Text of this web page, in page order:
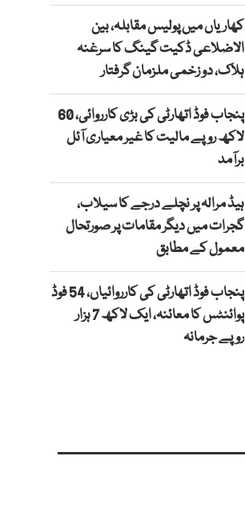
کھاریاں میں پولیس مقابلہ، بین
الاضلاعی ڈکیت گینگ کا سرغنہ
ہلاک، دو زخمی ملزمان گرفتار
پنجاب فوڈ اتھارٹی کی بڑی کارروائی، 60
لاکھ روپے مالیت کا غیر معیاری آئل
برآمد
ہیڈ مرالہ پر نچلے درجے کا سیلاب،
گجرات میں دیگر مقامات پر صورتحال
معمول کے مطابق
پنجاب فوڈ اتھارٹی کی کارروائیاں، 54 فوڈ
پوائنٹس کا معائنہ، ایک لاکھ 7 ہزار
روپے جرمانہ